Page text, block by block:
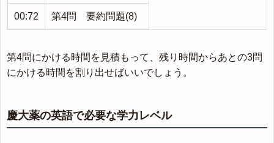
00:72 第4問 要約問題(8)
第4問にかける時間を見積もって、残り時間からあとの3問
にかける時間を割り出せばいいでしょう。
慶大薬の英語で必要な学力レベル